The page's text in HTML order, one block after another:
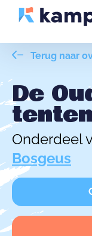
Terug naar
De
Onderdeel
Bosgeus